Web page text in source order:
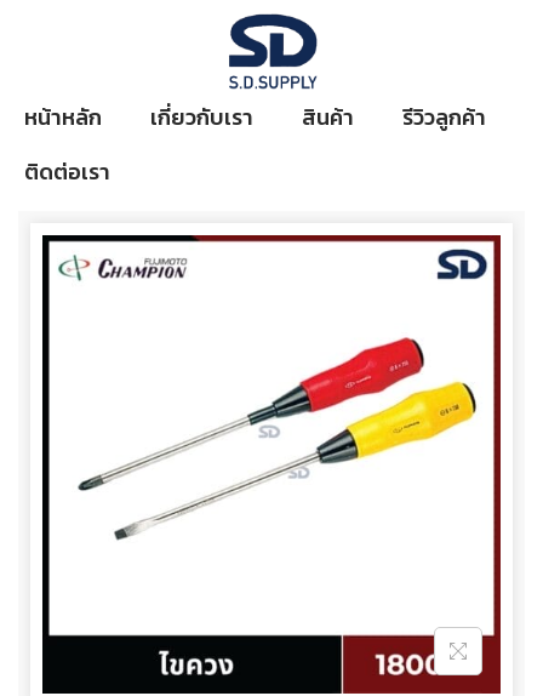
หน้าหลัก เกี่ยวกับเรา สินค้า
รีวิวลูกค้า
ติดต่อเรา